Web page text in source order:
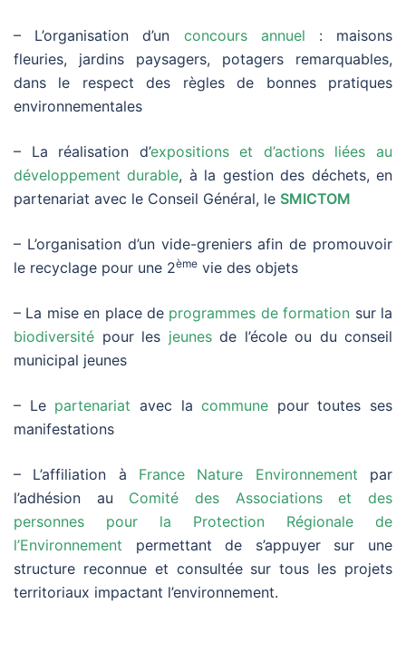
– L’organisation d’un concours annuel : maisons
fleuries, jardins paysagers, potagers remarquables,
dans le respect des règles de bonnes pratiques
environnementales
– La réalisation d’expositions et d’actions liées au
développement durable, à la gestion des déchets, en
partenariat avec le Conseil Général, le SMICTOM
– L’organisation d’un vide-greniers afin de promouvoir
le recyclage pour une 2ème vie des objets
– La mise en place de programmes de formation sur la
biodiversité pour les jeunesde l’école ou du conseil
municipal jeunes
– Le partenariat avec lacommune pour toutes ses
manifestations
– L’affiliation à France Nature Environnement par
l’adhésion au Comité des Associations et des
personnes pour la Protection Régionale de
l’Environnement permettant de s’appuyer sur une
structure reconnue et consultée sur tous les projets
territoriaux impactant l’environnement.